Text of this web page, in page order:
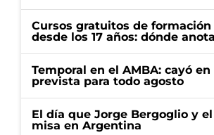
Cursos gratuitos de
desde los 17 años: dónde
Temporal en el AMBA: cayó
prevista para todo agosto
El día que Jorge Bergoglio y
misa en Argentina